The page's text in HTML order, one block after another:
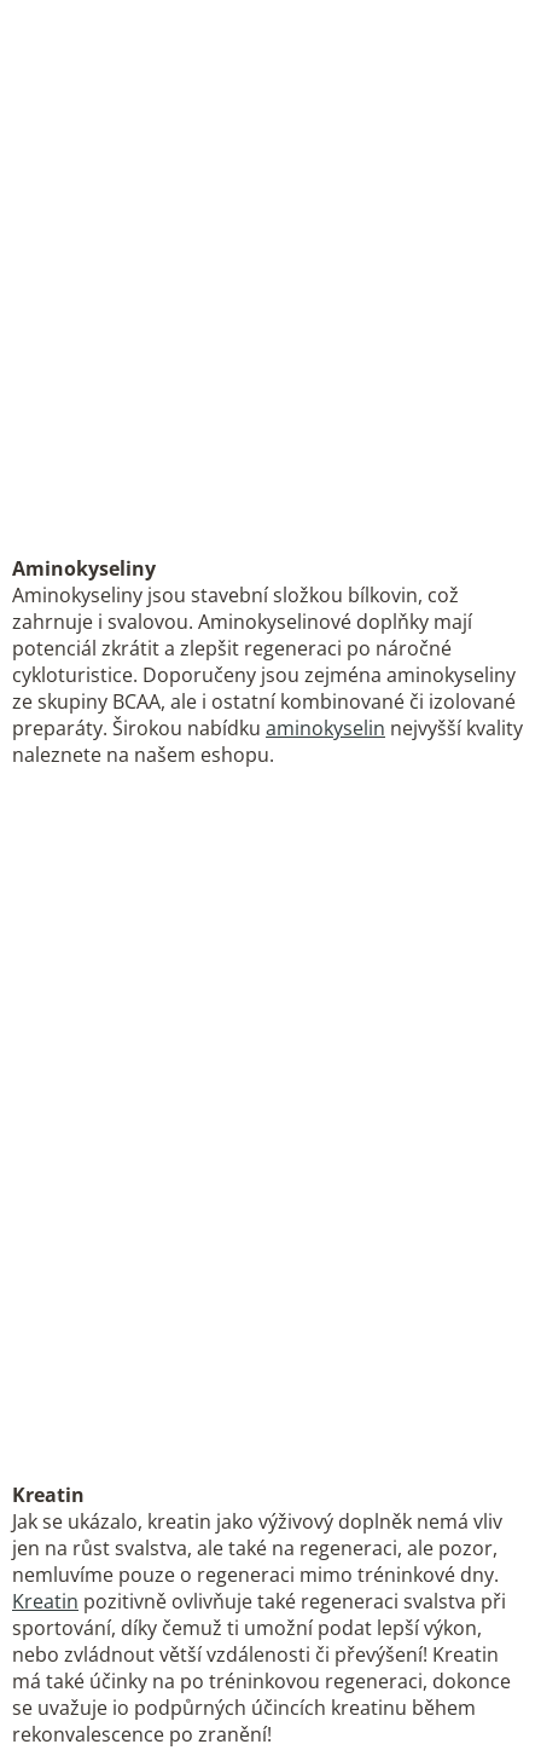
Aminokyseliny
Aminokyseliny jsou stavební složkou bílkovin, což
zahrnuje i svalovou. Aminokyselinové doplňky mají
potenciál zkrátit a zlepšit regeneraci po náročné
cykloturistice. Doporučeny jsou zejména aminokyseliny
ze skupiny BCAA, ale i ostatní kombinované či izolované
preparáty. Širokou nabídku aminokyselin nejvyšší kvality
naleznete na našem eshopu.
Kreatin
Jak se ukázalo, kreatin jako výživový doplněk nemá vliv
jen na růst svalstva, ale také na regeneraci, ale pozor,
nemluvíme pouze o regeneraci mimo tréninkové dny.
Kreatin pozitivně ovlivňuje také regeneraci svalstva při
sportování, díky čemuž ti umožní podat lepší výkon,
nebo zvládnout větší vzdálenosti či převýšení! Kreatin
má také účinky na po tréninkovou regeneraci, dokonce
se uvažuje io podpůrných účincích kreatinu během
rekonvalescence po zranění!